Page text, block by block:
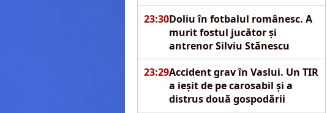
23:30Doliu în fotbalul românesc. A
murit fostul jucător și
antrenor Silviu Stănescu
23:29Accident grav în Vaslui. Un TIR
a ieșit de pe carosabil și a
distrus două gospodării